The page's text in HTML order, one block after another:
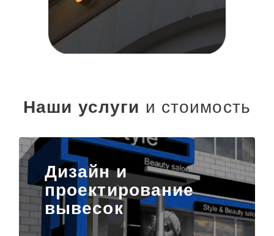
Наши услуги и стоимость
Дизайн и
проектирование
вывесок